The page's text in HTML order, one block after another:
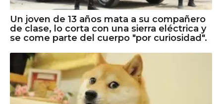
Un joven de 13 años mata a su compañero
de clase, lo corta con una sierra eléctrica y
se come parte del cuerpo "por curiosidad".